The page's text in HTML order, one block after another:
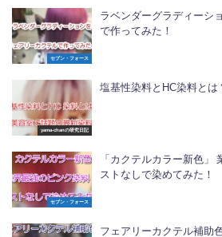
セブン・フォース
ラベンダーグラディーシ
で作ってみた！
yama-chanの研究日記
塩基性染料とHC染料と
セブン・フォース
「カクテルカラー新色」
ストなしで染めてみた！
フェアリーカクテル補助